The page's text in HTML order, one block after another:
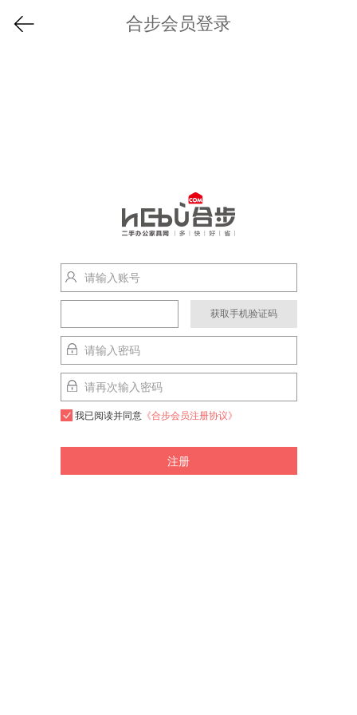
合步会员登录
我已阅读并同意《合步会员注册协议》